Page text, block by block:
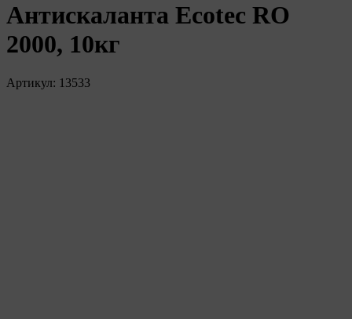
Антискаланта Ecotec RO
2000, 10кг
Артикул: 13533